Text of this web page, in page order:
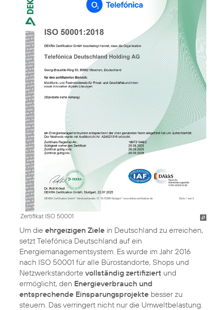
Zertifikat ISO 50001
Um die ehrgeizigen Ziele in Deutschland zu erreichen,
setzt Telefónica Deutschland auf ein
Energiemanagementsystem. Es wurde im Jahr 2016
nach ISO 50001 für alle Bürostandorte, Shops und
Netzwerkstandorte vollständig zertifiziert und
ermöglicht, den Energieverbrauch und
entsprechende Einsparungsprojekte besser zu
steuern. Das verringert nicht nur die Umweltbelastung.